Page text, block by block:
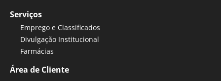
Serviços
Emprego e Classificados
Divulgação Institucional
Farmácias
Área de Cliente